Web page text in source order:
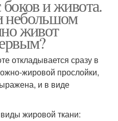
и живота.
небольшом
живот
откладывается сразу в
жировой прослойки,
и в виде
жировой ткани: